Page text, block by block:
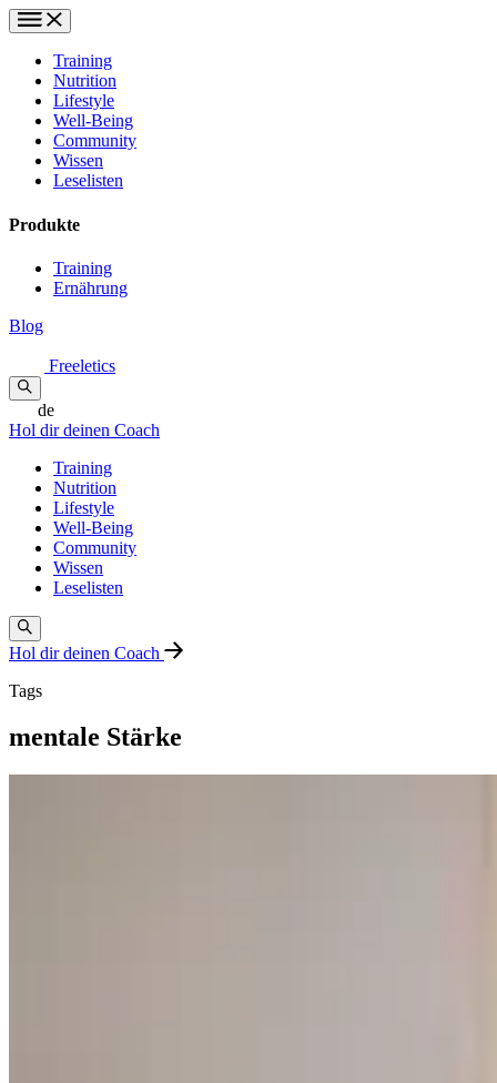
Training
Nutrition
Lifestyle
Well-Being
Community
Wissen
Leselisten
Produkte
Training
Ernährung
Blog
Freeletics
de
Hol dir deinen Coach
Training
Nutrition
Lifestyle
Well-Being
Community
Wissen
Leselisten
Hol dir deinen Coach
Tags
mentale Stärke